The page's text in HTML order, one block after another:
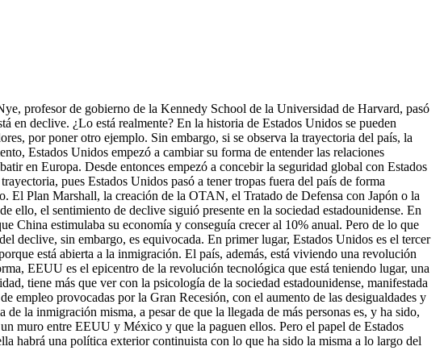
profesor de gobierno de la Kennedy School de la Universidad de Harvard, pasó
en declive. ¿Lo está realmente? En la historia de Estados Unidos se pueden
por poner otro ejemplo. Sin embargo, si se observa la trayectoria del país, la
Estados Unidos empezó a cambiar su forma de entender las relaciones
en Europa. Desde entonces empezó a concebir la seguridad global con Estados
pues Estados Unidos pasó a tener tropas fuera del país de forma
El Plan Marshall, la creación de la OTAN, el Tratado de Defensa con Japón o la
ello, el sentimiento de declive siguió presente en la sociedad estadounidense. En
China estimulaba su economía y conseguía crecer al 10% anual. Pero de lo que
declive, sin embargo, es equivocada. En primer lugar, Estados Unidos es el tercer
está abierta a la inmigración. El país, además, está viviendo una revolución
EEUU es el epicentro de la revolución tecnológica que está teniendo lugar, una
tiene más que ver con la psicología de la sociedad estadounidense, manifestada
empleo provocadas por la Gran Recesión, con el aumento de las desigualdades y
la inmigración misma, a pesar de que la llegada de más personas es, y ha sido,
muro entre EEUU y México y que la paguen ellos. Pero el papel de Estados
habrá una política exterior continuista con lo que ha sido la misma a lo largo del